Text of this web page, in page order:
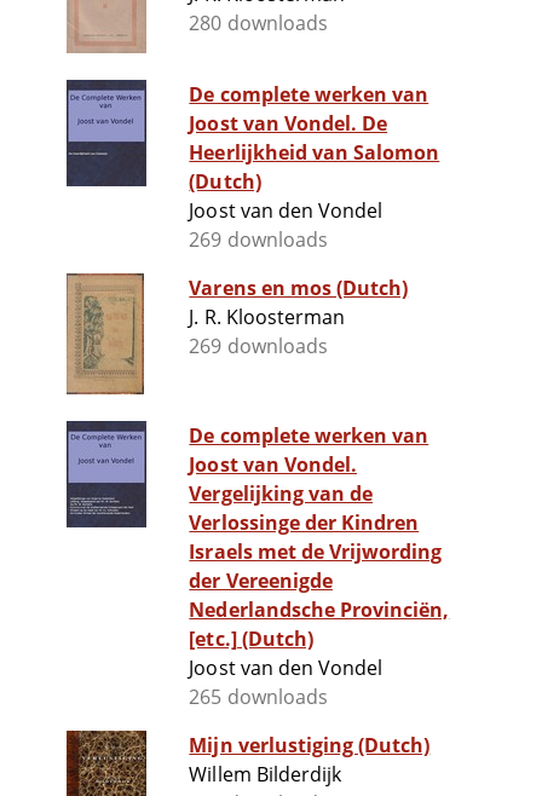
280 downloads
De complete werken van
Joost van Vondel. De
Heerlijkheid van Salomon
(Dutch)
Joost van den Vondel
269 downloads
Varens en mos (Dutch)
J. R. Kloosterman
269 downloads
De complete werken van
Joost van Vondel.
Vergelijking van de
Verlossinge der Kindren
Israels met de Vrijwording
der Vereenigde
Nederlandsche Provinciën,
[etc.] (Dutch)
Joost van den Vondel
265 downloads
Mijn verlustiging (Dutch)
Willem Bilderdijk